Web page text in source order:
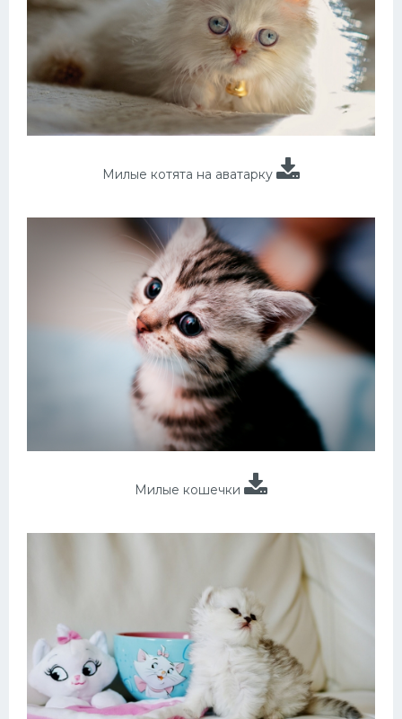
Милые котята на аватарку
Милые кошечки